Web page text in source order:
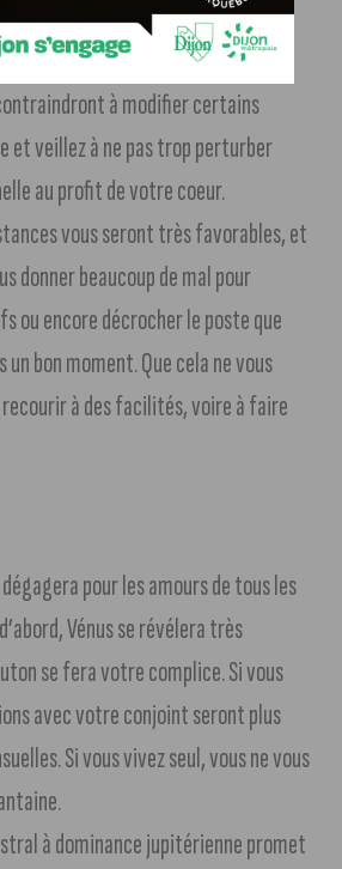
tout à fait favorisées. Célibataire,
de votre travail, faire des
à modifier certains
et veillez à ne pas trop perturber
au profit de votre coeur.
vous seront très favorables, et
donner beaucoup de mal pour
ou encore décrocher le poste que
bon moment. Que cela ne vous
à des facilités, voire à faire
pour les amours de tous les
Vénus se révélera très
se fera votre complice. Si vous
avec votre conjoint seront plus
Si vous vivez seul, vous ne vous
à dominance jupitérienne promet